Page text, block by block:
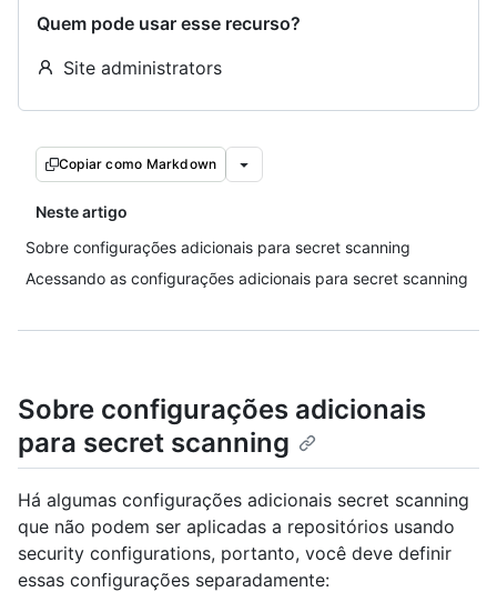
Quem pode usar esse recurso?
Site administrators
Copiar como Markdown
Neste artigo
Sobre configurações adicionais para secret scanning
Acessando as configurações adicionais para secret scanning
Sobre configurações adicionais
para secret scanning
Há algumas configurações adicionais secret scanning
que não podem ser aplicadas a repositórios usando
security configurations, portanto, você deve definir
essas configurações separadamente: